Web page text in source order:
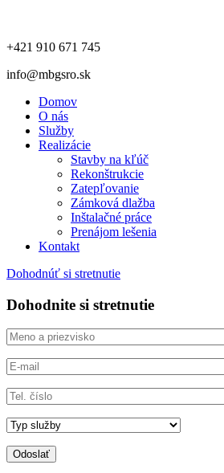
+421 910 671 745
info@mbgsro.sk
Domov
O nás
Služby
Realizácie
Stavby na kľúč
Rekonštrukcie
Zatepľovanie
Zámková dlažba
Inštalačné práce
Prenájom lešenia
Kontakt
Dohodnúť si stretnutie
Dohodnite si stretnutie